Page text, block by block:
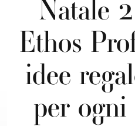
Natale
Ethos
idee
per ogni